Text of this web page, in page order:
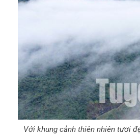
Với khung cảnh thiên nhiên tươi